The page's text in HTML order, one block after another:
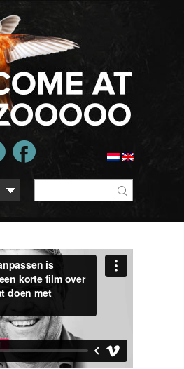
is zwaar.... Dit is een korte
dat doen met HeartVille